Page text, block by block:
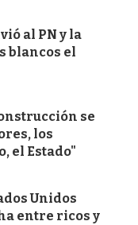
al PN y la
blancos el
se
los
el Estado"
Unidos
entre ricos y